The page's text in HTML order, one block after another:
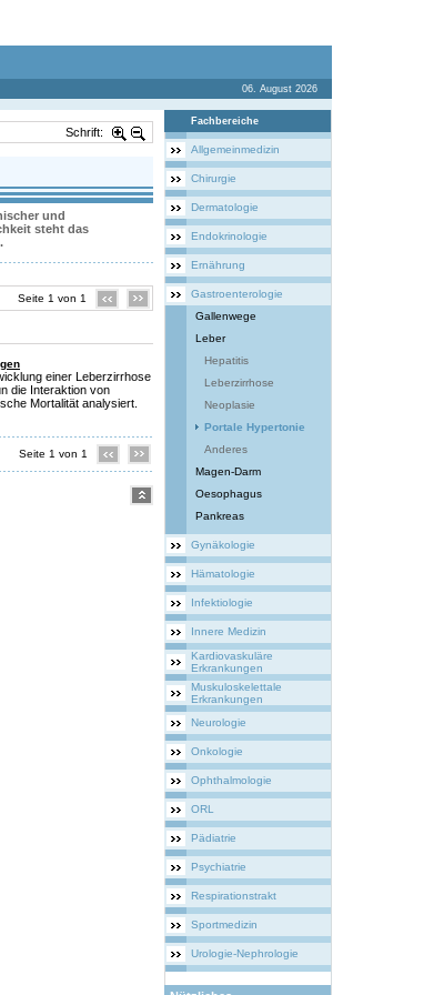
06. August 2026
Schrift:
und
steht das
Seite 1 von 1
einer Leberzirrhose
die Interaktion von
Mortalität analysiert.
Seite 1 von 1
Fachbereiche
Allgemeinmedizin
Chirurgie
Dermatologie
Endokrinologie
Ernährung
Gastroenterologie
Gallenwege
Leber
Hepatitis
Leberzirrhose
Neoplasie
Portale Hypertonie
Anderes
Magen-Darm
Oesophagus
Pankreas
Gynäkologie
Hämatologie
Infektiologie
Innere Medizin
Kardiovaskuläre
Erkrankungen
Muskuloskelettale
Erkrankungen
Neurologie
Onkologie
Ophthalmologie
ORL
Pädiatrie
Psychiatrie
Respirationstrakt
Sportmedizin
Urologie-Nephrologie